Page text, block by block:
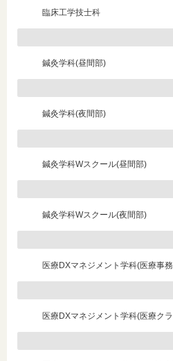
臨床工学技士科
鍼灸学科(昼間部)
鍼灸学科(夜間部)
鍼灸学科Wスクール(昼間部)
鍼灸学科Wスクール(夜間部)
医療DXマネジメント学科(医療事
医療DXマネジメント学科(医療ク